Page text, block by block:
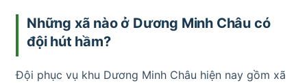
Những xã nào ở Dương Minh Châu có
đội hút hầm?
Đội phục vụ khu Dương Minh Châu hiện nay gồm xã